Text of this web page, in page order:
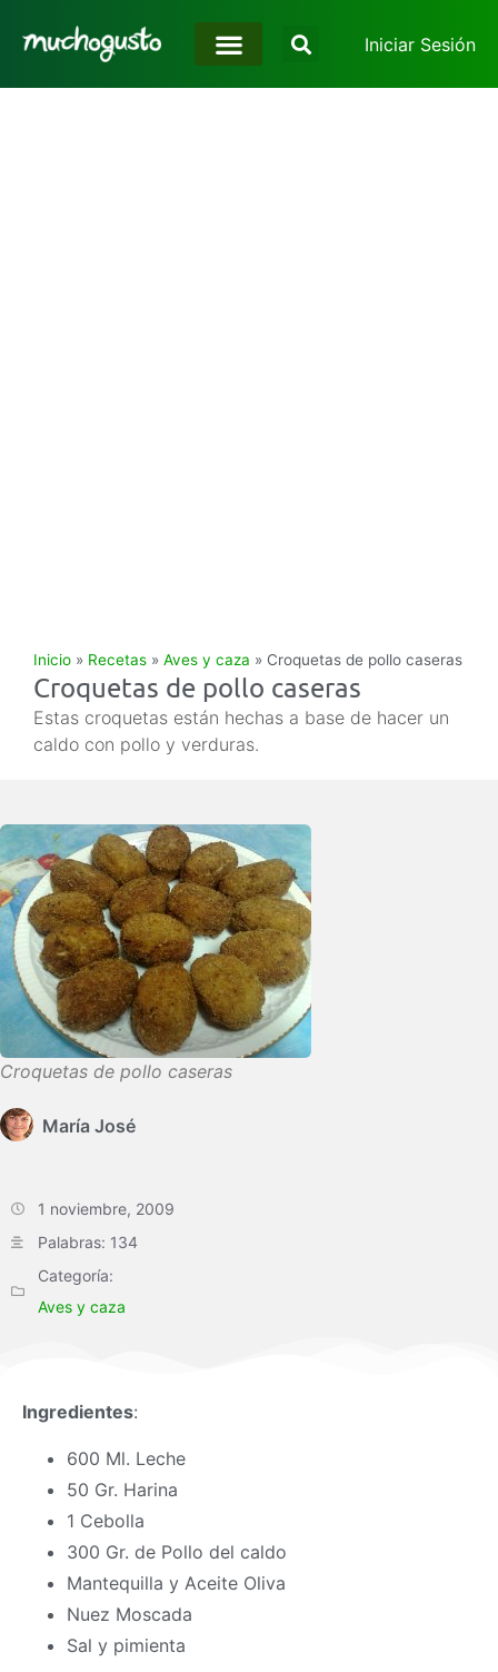
Iniciar Sesión
Inicio » Recetas » Aves y caza » Croquetas de pollo caseras
Croquetas de pollo caseras
Estas croquetas están hechas a base de hacer un
caldo con pollo y verduras.
Croquetas de pollo caseras
María José
1 noviembre, 2009
Palabras: 134
Categoría:
Aves y caza
Ingredientes:
600 Ml. Leche
50 Gr. Harina
1 Cebolla
300 Gr. de Pollo del caldo
Mantequilla y Aceite Oliva
Nuez Moscada
Sal y pimienta